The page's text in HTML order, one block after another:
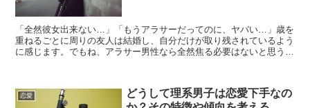
「全然彼女出来ない…」「もうアラサーだってのに、ヤバい…」歳を
重ねるごとに周りの友人は結婚し、自分だけが取り残されているよう
に感じます。でもね、アラサー男性なら全然焦る必要はないと思うん
恋愛
どうして理系男子は恋愛下手なの